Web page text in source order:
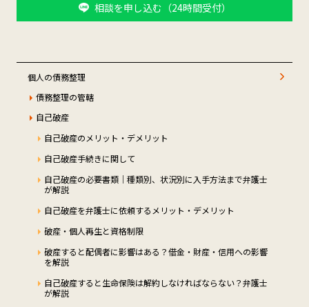
相談を申し込む（24時間受付）
個人の債務整理
債務整理の管轄
自己破産
自己破産のメリット・デメリット
自己破産手続きに関して
自己破産の必要書類｜種類別、状況別に入手方法まで弁護士
が解説
自己破産を弁護士に依頼するメリット・デメリット
破産・個人再生と資格制限
破産すると配偶者に影響はある？借金・財産・信用への影響
を解説
自己破産すると生命保険は解約しなければならない？弁護士
が解説